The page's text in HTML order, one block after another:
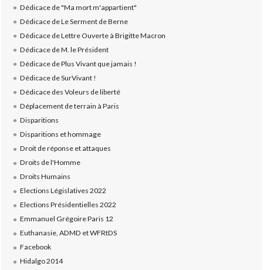
Dédicace de "Ma mort m'appartient"
Dédicace de Le Serment de Berne
Dédicace de Lettre Ouverte à Brigitte Macron
Dédicace de M. le Président
Dédicace de Plus Vivant que jamais !
Dédicace de SurVivant !
Dédicace des Voleurs de liberté
Déplacement de terrain à Paris
Disparitions
Disparitions et hommage
Droit de réponse et attaques
Droits de l'Homme
Droits Humains
Elections Législatives 2022
Elections Présidentielles 2022
Emmanuel Grégoire Paris 12
Euthanasie, ADMD et WFRtDS
Facebook
Hidalgo 2014